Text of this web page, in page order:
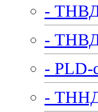
-
-
- PLD-
-